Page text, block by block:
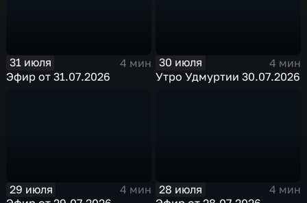
31 июля
4 мин
Эфир от 31.07.2026
30 июля
4 мин
Утро Удмуртии 30.07.2026
29 июля
4 мин
28 июля
4 мин